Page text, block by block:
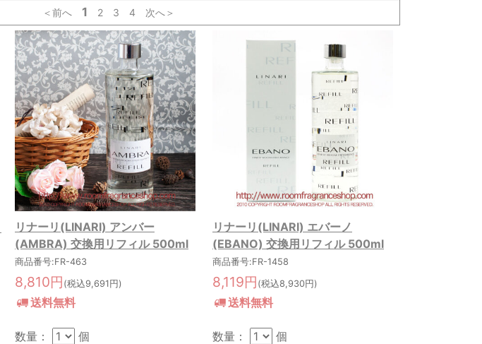
＜前へ 1 2 3 4 次へ＞
リナーリ(LINARI) アンバー
(AMBRA) 交換用リフィル 500ml
商品番号:FR-463
8,810円 (税込9,691円)
送料無料
数量： 個
リナーリ(LINARI) エバーノ
(EBANO) 交換用リフィル 500ml
商品番号:FR-1458
8,119円 (税込8,930円)
送料無料
数量： 個